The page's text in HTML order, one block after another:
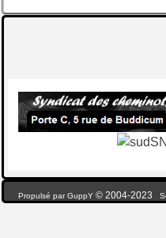
Propulsé par GuppY © 2004-2023